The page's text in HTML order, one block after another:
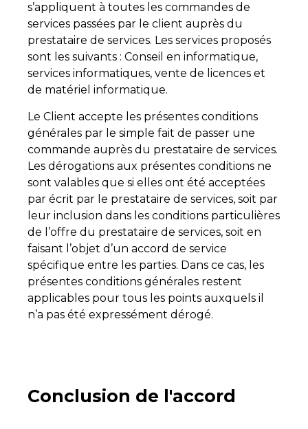
s’appliquent à toutes les commandes de
services passées par le client auprès du
prestataire de services. Les services proposés
sont les suivants : Conseil en informatique,
services informatiques, vente de licences et
de matériel informatique.
Le Client accepte les présentes conditions
générales par le simple fait de passer une
commande auprès du prestataire de services.
Les dérogations aux présentes conditions ne
sont valables que si elles ont été acceptées
par écrit par le prestataire de services, soit par
leur inclusion dans les conditions particulières
de l’offre du prestataire de services, soit en
faisant l’objet d’un accord de service
spécifique entre les parties. Dans ce cas, les
présentes conditions générales restent
applicables pour tous les points auxquels il
n’a pas été expressément dérogé.
Conclusion de l'accord